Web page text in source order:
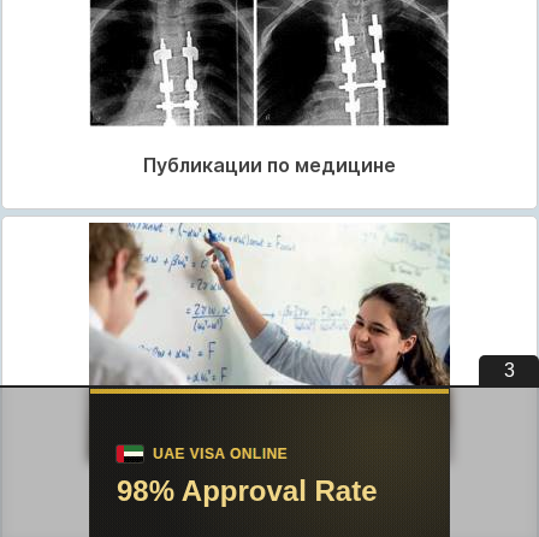
Публикации по медицине
Публикации по педагогике
2